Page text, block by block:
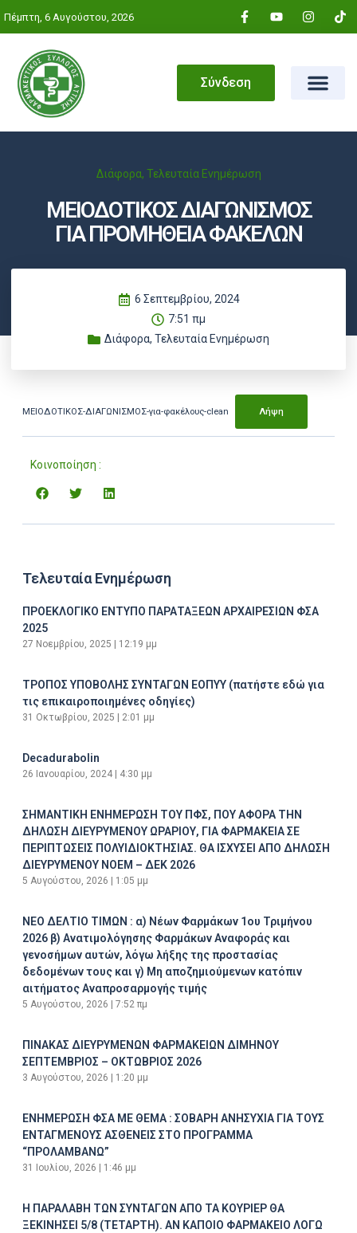
Πέμπτη, 6 Αυγούστου, 2026
Σύνδεση
Διάφορα, Τελευταία Ενημέρωση
ΜΕΙΟΔΟΤΙΚΟΣ ΔΙΑΓΩΝΙΣΜΟΣ
ΓΙΑ ΠΡΟΜΗΘΕΙΑ ΦΑΚΕΛΩΝ
6 Σεπτεμβρίου, 2024
7:51 πμ
Διάφορα, Τελευταία Ενημέρωση
ΜΕΙΟΔΟΤΙΚΟΣ-ΔΙΑΓΩΝΙΣΜΟΣ-για-φακέλους-clean Λήψη
Κοινοποίηση :
Τελευταία Ενημέρωση
ΠΡΟΕΚΛΟΓΙΚΟ ΕΝΤΥΠΟ ΠΑΡΑΤΑΞΕΩΝ ΑΡΧΑΙΡΕΣΙΩΝ ΦΣΑ
2025
27 Νοεμβρίου, 2025 12:19 μμ
ΤΡΟΠΟΣ ΥΠΟΒΟΛΗΣ ΣΥΝΤΑΓΩΝ ΕΟΠΥΥ (πατήστε εδώ για
τις επικαιροποιημένες οδηγίες)
31 Οκτωβρίου, 2025 2:01 μμ
Decadurabolin
26 Ιανουαρίου, 2024 4:30 μμ
ΣΗΜΑΝΤΙΚΗ ΕΝΗΜΕΡΩΣΗ ΤΟΥ ΠΦΣ, ΠΟΥ ΑΦΟΡΑ ΤΗΝ
ΔΗΛΩΣΗ ΔΙΕΥΡΥΜΕΝΟΥ ΩΡΑΡΙΟΥ, ΓΙΑ ΦΑΡΜΑΚΕΙΑ ΣΕ
ΠΕΡΙΠΤΩΣΕΙΣ ΠΟΛΥΙΔΙΟΚΤΗΣΙΑΣ. ΘΑ ΙΣΧΥΣΕΙ ΑΠΟ ΔΗΛΩΣΗ
ΔΙΕΥΡΥΜΕΝΟΥ ΝΟΕΜ – ΔΕΚ 2026
5 Αυγούστου, 2026 1:05 μμ
ΝΕΟ ΔΕΛΤΙΟ ΤΙΜΩΝ : α) Νέων Φαρμάκων 1ου Τριμήνου
2026 β) Ανατιμολόγησης Φαρμάκων Αναφοράς και
γενοσήμων αυτών, λόγω λήξης της προστασίας
δεδομένων τους και γ) Μη αποζημιούμενων κατόπιν
αιτήματος Αναπροσαρμογής τιμής
5 Αυγούστου, 2026 7:52 πμ
ΠΙΝΑΚΑΣ ΔΙΕΥΡΥΜΕΝΩΝ ΦΑΡΜΑΚΕΙΩΝ ΔΙΜΗΝΟΥ
ΣΕΠΤΕΜΒΡΙΟΣ – ΟΚΤΩΒΡΙΟΣ 2026
3 Αυγούστου, 2026 1:20 μμ
ΕΝΗΜΕΡΩΣΗ ΦΣΑ ΜΕ ΘΕΜΑ : ΣΟΒΑΡΗ ΑΝΗΣΥΧΙΑ ΓΙΑ ΤΟΥΣ
ΕΝΤΑΓΜΕΝΟΥΣ ΑΣΘΕΝΕΙΣ ΣΤΟ ΠΡΟΓΡΑΜΜΑ
“ΠΡΟΛΑΜΒΑΝΩ”
31 Ιουλίου, 2026 1:46 μμ
Η ΠΑΡΑΛΑΒΗ ΤΩΝ ΣΥΝΤΑΓΩΝ ΑΠΟ ΤΑ ΚΟΥΡΙΕΡ ΘΑ
ΞΕΚΙΝΗΣΕΙ 5/8 (ΤΕΤΑΡΤΗ). ΑΝ ΚΑΠΟΙΟ ΦΑΡΜΑΚΕΙΟ ΛΟΓΩ